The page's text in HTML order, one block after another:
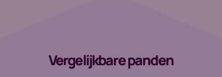
Vergelijkbare panden